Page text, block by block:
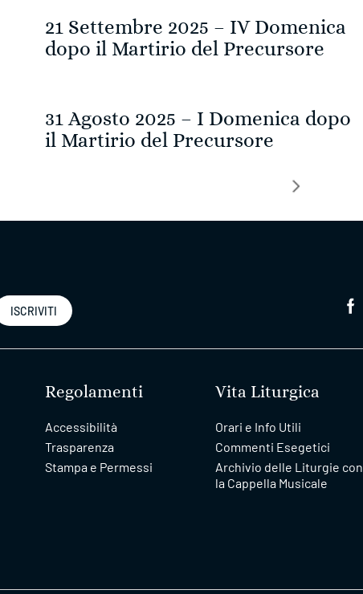
21 Settembre 2025 – IV Domenica
dopo il Martirio del Precursore
31 Agosto 2025 – I Domenica dopo
il Martirio del Precursore
ISCRIVITI
Regolamenti
Accessibilità
Trasparenza
Stampa e Permessi
Vita Liturgica
Orari e Info Utili
Commenti Esegetici
Archivio delle Liturgie con
la Cappella Musicale